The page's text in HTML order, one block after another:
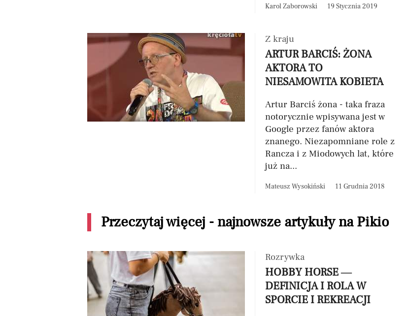
Karol Zaborowski 19 Stycznia 2019
Z kraju
ARTUR BARCIŚ: ŻONA
AKTORA TO
NIESAMOWITA KOBIETA
Artur Barciś żona - taka fraza
notorycznie wpisywana jest w
Google przez fanów aktora
znanego. Niezapomniane role z
Rancza i z Miodowych lat, które
już na...
Mateusz Wysokiński 11 Grudnia 2018
Przeczytaj więcej - najnowsze artykuły na Pikio
Rozrywka
HOBBY HORSE —
DEFINICJA I ROLA W
SPORCIE I REKREACJI